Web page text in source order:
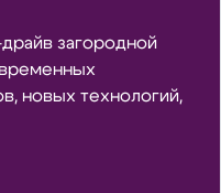
загородной
новых технологий,